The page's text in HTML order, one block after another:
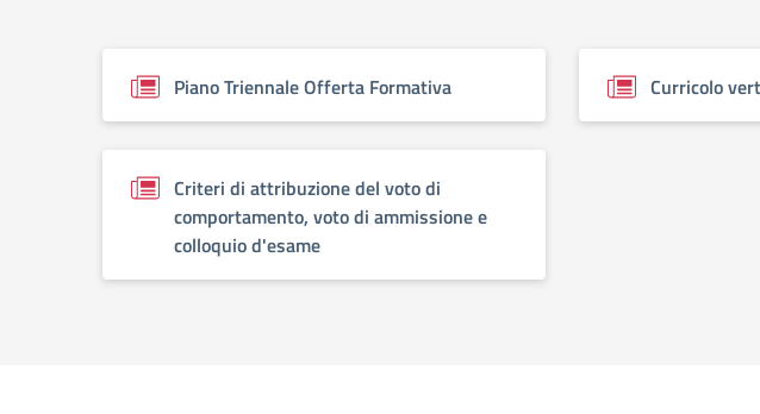
Piano Triennale Offerta Formativa Curricolo
Criteri di attribuzione del voto di
comportamento, voto di ammissione e
colloquio d'esame